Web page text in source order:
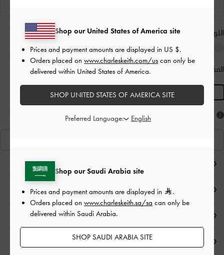
اللون: أسود كلاسيكي
المقاس: المنتج غير متوفر حاليًا
هل أعجبكَ ما رأيت؟
تفاصيل المنتج
Shop our Saudi Arabia site
Prices and payment amounts are displayed in
.
Orders placed on www.charleskeith.sa/sa can only be
delivered within Saudi Arabia.
SHOP SAUDI ARABIA SITE
Shop our United States of America site
Prices and payment amounts are displayed in US $.
Orders placed on www.charleskeith.com/us can only be
delivered within United States of America.
SHOP UNITED STATES OF AMERICA SITE
Preferred Language: